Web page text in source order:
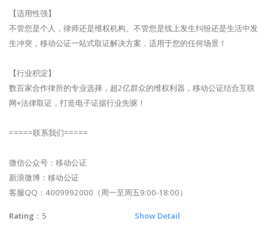
【适用性强】
不管您是个人，律师还是维权机构。不管您是线上发生纠纷还是生活中发
生冲突，移动公证一站式取证解决方案，适用于您的任何场景！
【行业积淀】
数百家合作律所的专业选择，超2亿群众的维权利器，移动公证结合互联
网+法律取证，打造电子证据行业先驱！
=====联系我们=====
微信公众号：移动公证
新浪微博：移动公证
客服QQ：4009992000（周一至周五9:00-18:00）
Rating ：5 Show Detail